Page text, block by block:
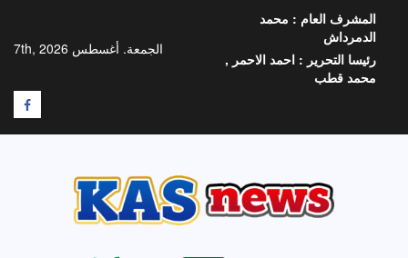
المحتوى
الجمعة. أغسطس 7th, 2026
المشرف العام : محمد
الدمرداش
رئيسا التحرير : احمد الاحمر ,
محمد قطب
F